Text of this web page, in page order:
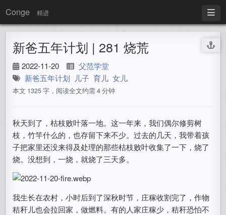
Conge 精进
新爸五年计划 | 281 烧荒
2022-11-20
父范学堂
新爸五年计划
儿子 育儿 女儿
本文 1325 字，阅读全文约需 4 分钟
秋天到了，枯枝败叶落一地。这一年来，我们偶尔修剪树
枝，竹竿什么的，也存留下来不少。过去的几天，我带着孩
子把家里还没来得及处理的那些枯枝败叶收集了一下，烧了
烧。没想到，一烧，就烧了三天多。
我生长在农村，小时后到了深秋时节，庄稼收割完了，作物
秸秆儿也会拉回家，做燃料。有的人家庄稼少，秸秆恐怕不